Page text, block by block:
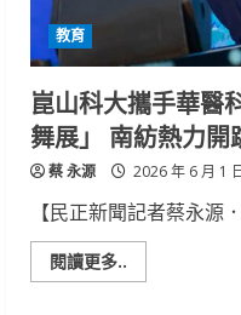
展
台
閃
耀
時
尚
能
教育
崑山科大攜手華醫
舞展」 南紡熱力開
蔡 永源 2026 年 6 月 1
【民正新聞記者蔡永源
閱讀更多..
more